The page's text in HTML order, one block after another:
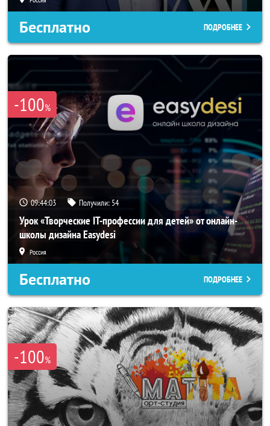
Бесплатно ПОДРОБНЕЕ
-100%
09:44:00 Получили: 54
Урок «Творческие IT-профессии для детей» от онлайн-
школы дизайна Easydesi
Россия
Бесплатно ПОДРОБНЕЕ
-100%